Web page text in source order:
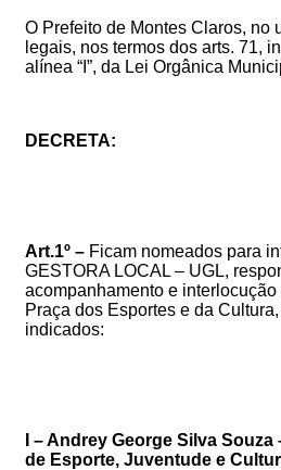
O Prefeito de Montes Claros, no
legais, nos termos dos arts. 71,
alínea “I”, da Lei Orgânica
DECRETA:
Art.1º – Ficam nomeados para
GESTORA LOCAL – UGL,
acompanhamento e
Praça dos Esportes e da
indicados:
I – Andrey George Silva
de Esporte, Juventude e